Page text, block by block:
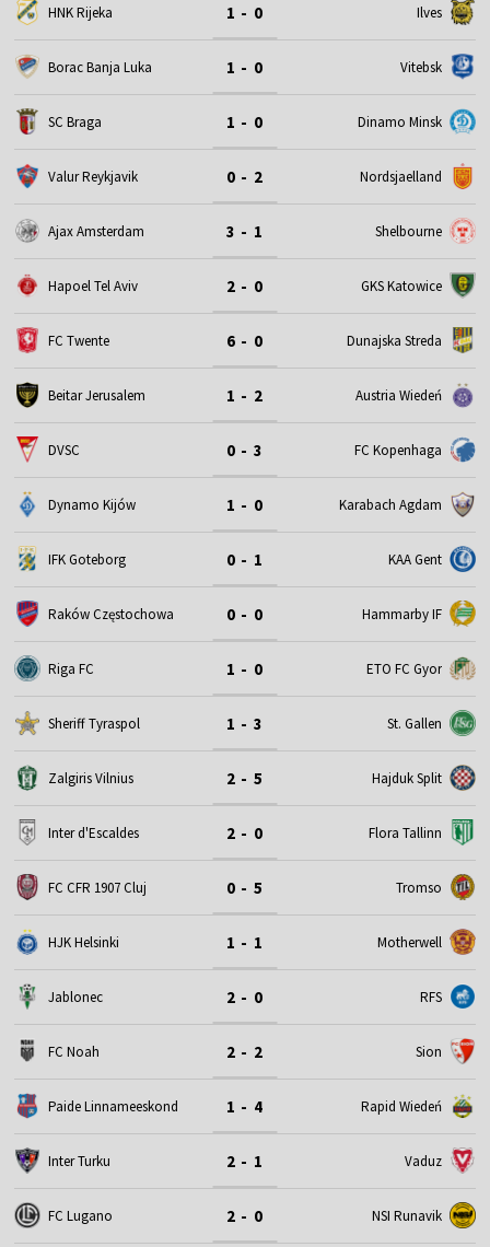
HNK Rijeka 1 - 0 Ilves
Borac Banja Luka 1 - 0 Vitebsk
SC Braga 1 - 0 Dinamo Minsk
Valur Reykjavik 0 - 2 Nordsjaelland
Ajax Amsterdam 3 - 1 Shelbourne
Hapoel Tel Aviv 2 - 0 GKS Katowice
FC Twente 6 - 0 Dunajska Streda
Beitar Jerusalem 1 - 2 Austria Wiedeń
DVSC 0 - 3 FC Kopenhaga
Dynamo Kijów 1 - 0 Karabach Agdam
IFK Goteborg 0 - 1 KAA Gent
Raków Częstochowa 0 - 0 Hammarby IF
Riga FC 1 - 0 ETO FC Gyor
Sheriff Tyraspol 1 - 3 St. Gallen
Zalgiris Vilnius 2 - 5 Hajduk Split
Inter d'Escaldes 2 - 0 Flora Tallinn
FC CFR 1907 Cluj 0 - 5 Tromso
HJK Helsinki 1 - 1 Motherwell
Jablonec 2 - 0 RFS
FC Noah 2 - 2 Sion
Paide Linnameeskond 1 - 4 Rapid Wiedeń
Inter Turku 2 - 1 Vaduz
FC Lugano 2 - 0 NSI Runavik